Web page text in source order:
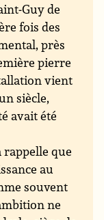
Guy de
fois des
près
pierre
vient
siècle,
avait été
rappelle que
au
souvent
ne